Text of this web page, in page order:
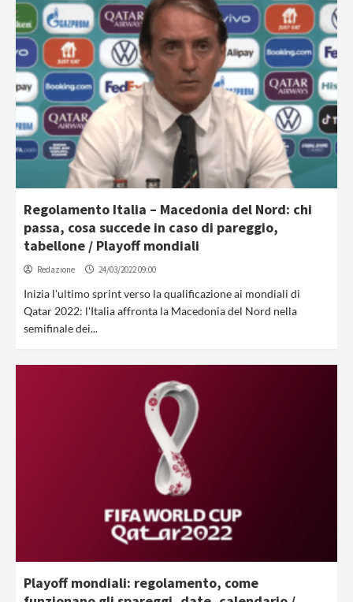
Regolamento Italia – Macedonia del Nord: chi
passa, cosa succede in caso di pareggio,
tabellone / Playoff mondiali
Redazione 24/03/2022 09:00
Inizia l'ultimo sprint verso la qualificazione ai mondiali di
Qatar 2022: l'Italia affronta la Macedonia del Nord nella
semifinale dei...
Playoff mondiali: regolamento, come